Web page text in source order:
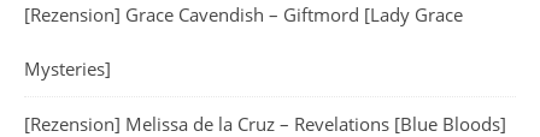
[Rezension] Grace Cavendish – Giftmord [Lady Grace
Mysteries]
[Rezension] Melissa de la Cruz – Revelations [Blue Bloods]